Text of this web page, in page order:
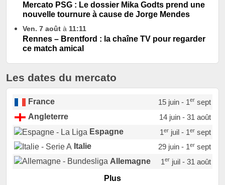
Mercato PSG : Le dossier Mika Godts prend une
nouvelle tournure à cause de Jorge Mendes
Ven. 7 août à 11:11
Rennes – Brentford : la chaîne TV pour regarder
ce match amical
Les dates du mercato
France 15 juin - 1ersept
Angleterre
14 juin - 31 août
Espagne
1erjuil - 1ersept
Italie
29 juin - 1ersept
Allemagne
1erjuil - 31 août
Portugal
Plus